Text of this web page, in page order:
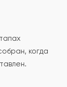
когда